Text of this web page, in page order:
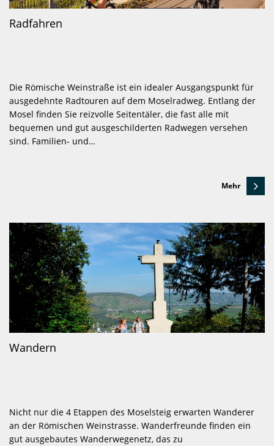
Radfahren
Die Römische Weinstraße ist ein idealer Ausgangspunkt für
ausgedehnte Radtouren auf dem Moselradweg. Entlang der
Mosel finden Sie reizvolle Seitentäler, die fast alle mit
bequemen und gut ausgeschilderten Radwegen versehen
sind. Familien- und…
Mehr
Wandern
Nicht nur die 4 Etappen des Moselsteig erwarten Wanderer
an der Römischen Weinstrasse. Wanderfreunde finden ein
gut ausgebautes Wanderwegenetz, das zu